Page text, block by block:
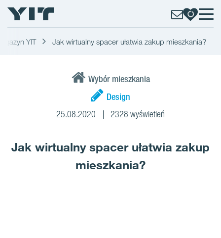
YIT Jak wirtualny spacer ułatwia zakup mieszkania?
Wybór mieszkania
Design
25.08.2020 2328 wyświetleń
Jak wirtualny spacer ułatwia zakup
mieszkania?